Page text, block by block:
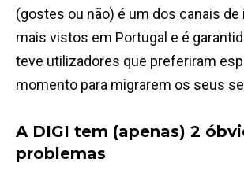
(gostes ou não) é um dos canais
mais vistos em Portugal e é
teve utilizadores que preferiram
momento para migrarem os seus
A DIGI tem (apenas) 2
problemas